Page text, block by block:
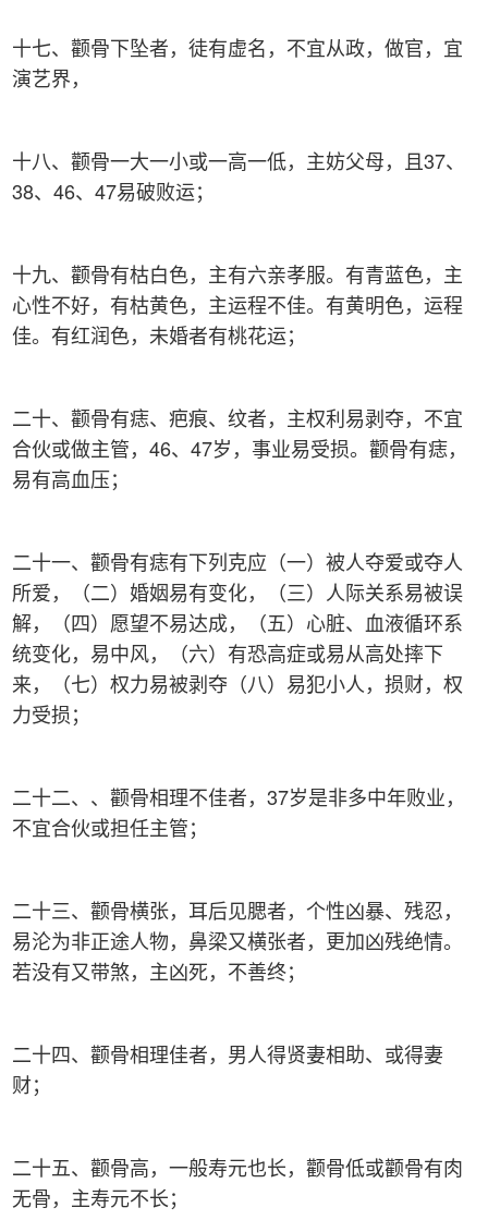
十七、颧骨下坠者，徒有虚名，不宜从政，做官，宜
演艺界，
十八、颧骨一大一小或一高一低，主妨父母，且37、
38、46、47易破败运；
十九、颧骨有枯白色，主有六亲孝服。有青蓝色，主
心性不好，有枯黄色，主运程不佳。有黄明色，运程
佳。有红润色，未婚者有桃花运；
二十、颧骨有痣、疤痕、纹者，主权利易剥夺，不宜
合伙或做主管，46、47岁，事业易受损。颧骨有痣，
易有高血压；
二十一、颧骨有痣有下列克应（一）被人夺爱或夺人
所爱，（二）婚姻易有变化，（三）人际关系易被误
解，（四）愿望不易达成，（五）心脏、血液循环系
统变化，易中风，（六）有恐高症或易从高处摔下
来，（七）权力易被剥夺（八）易犯小人，损财，权
力受损；
二十二、、颧骨相理不佳者，37岁是非多中年败业，
不宜合伙或担任主管；
二十三、颧骨横张，耳后见腮者，个性凶暴、残忍，
易沦为非正途人物，鼻梁又横张者，更加凶残绝情。
若没有又带煞，主凶死，不善终；
二十四、颧骨相理佳者，男人得贤妻相助、或得妻
财；
二十五、颧骨高，一般寿元也长，颧骨低或颧骨有肉
无骨，主寿元不长；